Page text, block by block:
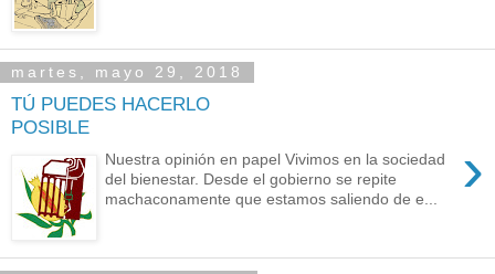
martes, mayo 29, 2018
TÚ PUEDES HACERLO
POSIBLE
›
Nuestra opinión en papel Vivimos en la sociedad
del bienestar. Desde el gobierno se repite
machaconamente que estamos saliendo de e...